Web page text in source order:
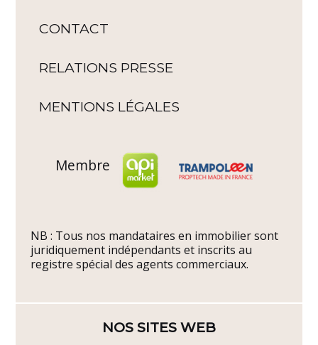
CONTACT
RELATIONS PRESSE
MENTIONS LÉGALES
Membre
NB : Tous nos mandataires en immobilier sont
juridiquement indépendants et inscrits au
registre spécial des agents commerciaux.
NOS SITES WEB